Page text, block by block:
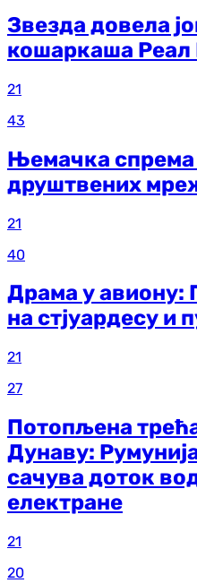
Звезда довела
кошаркаша
21
43
Њемачка спрема
друштвених
21
40
Драма у авиону:
на стјуардесу и
21
27
Потопљена
Дунаву:
сачува доток
електране
21
20